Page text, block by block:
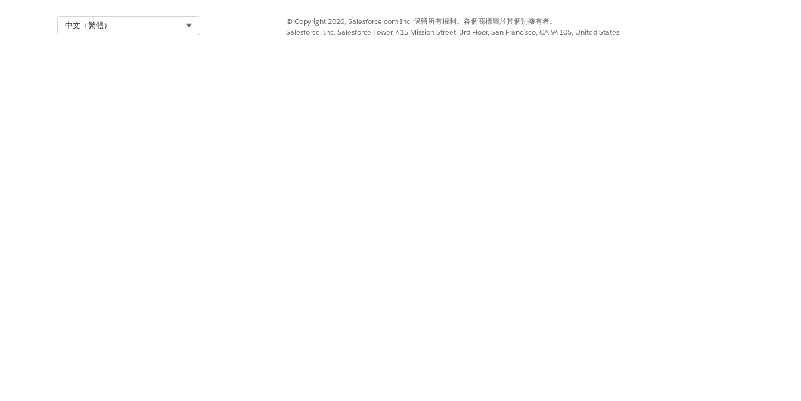
符合所有條件 (AND)
符合任一條件 (OR)
中文（繁體）
© Copyright 2026, Salesforce.com Inc. 保留所有權利。各個商標屬於其個別擁有者。
Salesforce, Inc. Salesforce Tower, 415 Mission Street, 3rd Floor, San Francisco, CA 94105, United States